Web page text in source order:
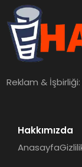
Reklam &
Hakkımızda
Anasayfa